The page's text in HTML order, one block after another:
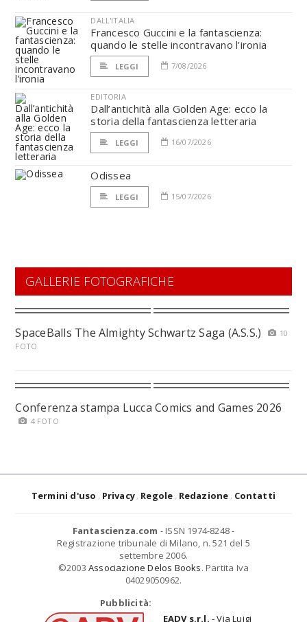
DALL'ITALIA
Francesco Guccini e la fantascienza:
quando le stelle incontravano l’ironia
LEGGI 7/08/2026
EDITORIA
Dall’antichità alla Golden Age: ecco la
storia della fantascienza letteraria
LEGGI 16/07/2026
Odissea
LEGGI 15/07/2026
GALLERIE FOTOGRAFICHE
SpaceBalls The Almighty Schwartz Saga (A.S.S.)
10
FOTO
Conferenza stampa Lucca Comics and Games 2026
4 FOTO
Termini d'uso Privacy Regole Redazione Contatti
Fantascienza.com - ISSN 1974-8248 -
Registrazione tribunale di Milano, n. 521 del 5
settembre 2006.
©2003 Associazione Delos Books. Partita Iva
04029050962.
Pubblicità:
EADV s.r.l. - Via Luigi